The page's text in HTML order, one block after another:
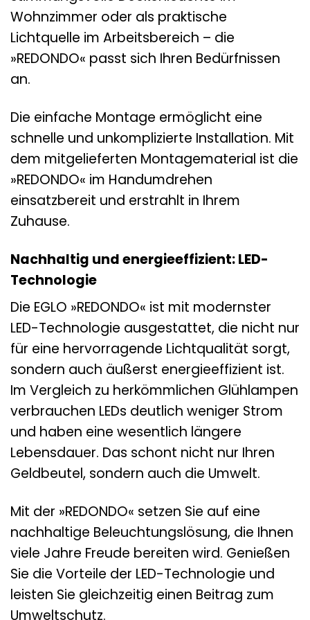
Wohnzimmer oder als praktische
Lichtquelle im Arbeitsbereich – die
»REDONDO« passt sich Ihren Bedürfnissen
an.
Die einfache Montage ermöglicht eine
schnelle und unkomplizierte Installation. Mit
dem mitgelieferten Montagematerial ist die
»REDONDO« im Handumdrehen
einsatzbereit und erstrahlt in Ihrem
Zuhause.
Nachhaltig und energieeffizient: LED-
Technologie
Die EGLO »REDONDO« ist mit modernster
LED-Technologie ausgestattet, die nicht nur
für eine hervorragende Lichtqualität sorgt,
sondern auch äußerst energieeffizient ist.
Im Vergleich zu herkömmlichen Glühlampen
verbrauchen LEDs deutlich weniger Strom
und haben eine wesentlich längere
Lebensdauer. Das schont nicht nur Ihren
Geldbeutel, sondern auch die Umwelt.
Mit der »REDONDO« setzen Sie auf eine
nachhaltige Beleuchtungslösung, die Ihnen
viele Jahre Freude bereiten wird. Genießen
Sie die Vorteile der LED-Technologie und
leisten Sie gleichzeitig einen Beitrag zum
Umweltschutz.